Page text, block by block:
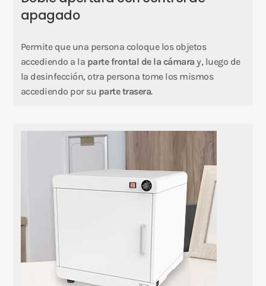
apagado
Permite que una persona coloque los objetos
accediendo a la parte frontal de la cámara y, luego de
la desinfección, otra persona tome los mismos
accediendo por su parte trasera.